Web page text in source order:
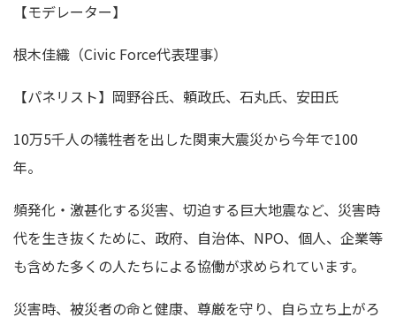
【モデレーター】
根木佳織（Civic Force代表理事）
【パネリスト】岡野谷氏、頼政氏、石丸氏、安田氏
10万5千人の犠牲者を出した関東大震災から今年で100
年。
頻発化・激甚化する災害、切迫する巨大地震など、災害時
代を生き抜くために、政府、自治体、NPO、個人、企業等
も含めた多くの人たちによる協働が求められています。
災害時、被災者の命と健康、尊厳を守り、自ら立ち上がろ